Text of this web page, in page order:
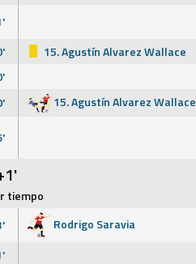
15. Agustín Alvarez Wallace
15. Agustín Alvarez Wallace
tiempo
Rodrigo Saravia